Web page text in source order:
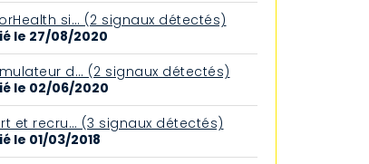
si… (2 signaux détectés)
le 27/08/2020
d… (2 signaux détectés)
le 02/06/2020
et recru… (3 signaux détectés)
le 01/03/2018